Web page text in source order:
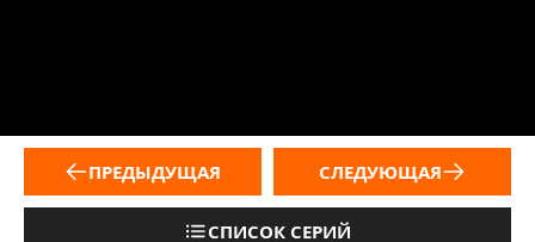
ПРЕДЫДУЩАЯ
СПИСОК СЕРИЙ
СЛЕДУЮЩАЯ